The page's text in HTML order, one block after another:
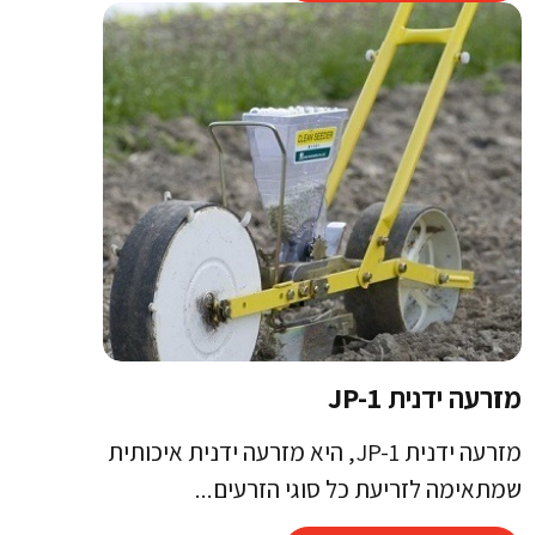
מזרעה ידנית JP-1
מזרעה ידנית JP-1, היא מזרעה ידנית איכותית
שמתאימה לזריעת כל סוגי הזרעים...